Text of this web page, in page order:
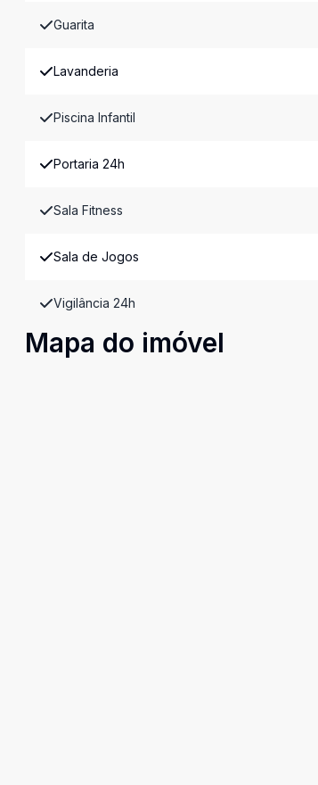
Guarita
Lavanderia
Piscina Infantil
Portaria 24h
Sala Fitness
Sala de Jogos
Vigilância 24h
Mapa do imóvel